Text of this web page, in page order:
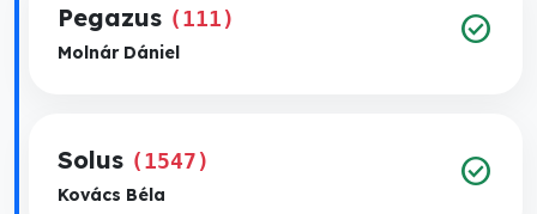
Pegazus (111)
Molnár Dániel
check_circle
Solus (1547)
Kovács Béla
check_circle